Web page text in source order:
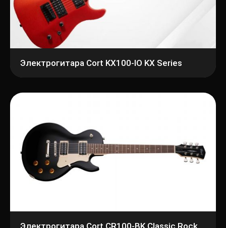
Электрогитара Cort KX100-IO KX Series
Электрогитара Cort CR100-BK Classic Rock